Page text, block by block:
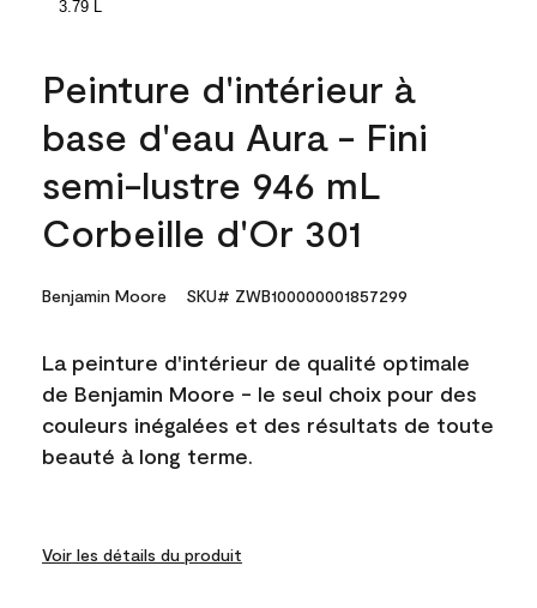
Peinture d'intérieur à
base d'eau Aura - Fini
semi-lustre 946 mL
Corbeille d'Or 301
Benjamin Moore SKU# ZWB100000001857299
La peinture d'intérieur de qualité optimale
de Benjamin Moore - le seul choix pour des
couleurs inégalées et des résultats de toute
beauté à long terme.
Voir les détails du produit